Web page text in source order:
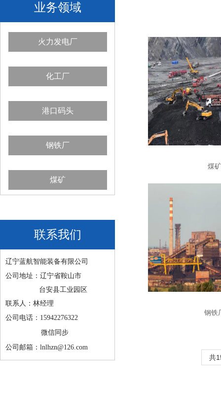
业务领域
火力发电厂
化工厂
港口码头
钢铁厂
煤矿
联系我们
辽宁蓝航智能装备有限公司
公司地址：辽宁省鞍山市
台安县工业园区
联系人：林经理
公司电话：15942276322
微信同步
公司邮箱：lnlhzn@126.com
煤矿
钢铁
共